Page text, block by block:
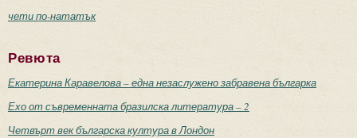
чети по-нататък
Ревюта
Екатерина Каравелова – една незаслужено забравена българка
Ехо от съвременната бразилска литература – 2
Четвърт век българска култура в Лондон